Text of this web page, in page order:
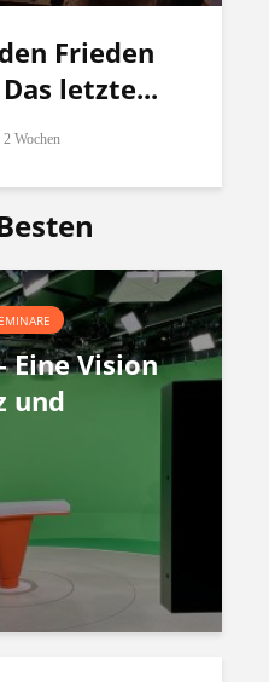
Frieden
letzte...
Wochen
Eine Vision
und